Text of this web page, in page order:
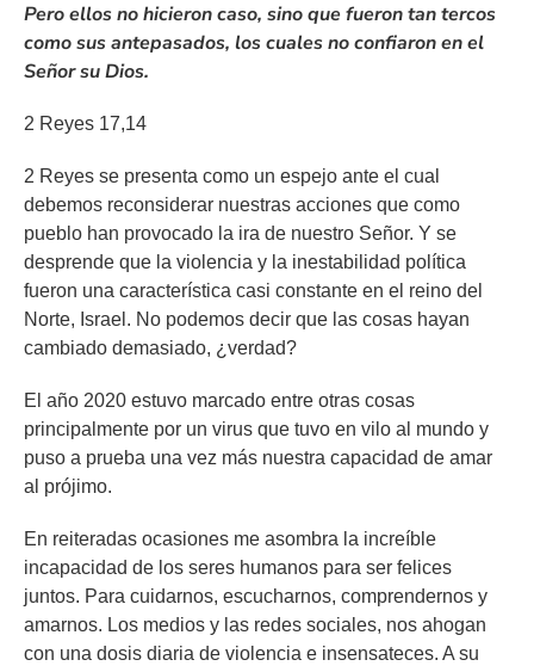
Pero ellos no hicieron caso, sino que fueron tan tercos
como sus antepasados, los cuales no confiaron en el
Señor su Dios.
2 Reyes 17,14
2 Reyes se presenta como un espejo ante el cual
debemos reconsiderar nuestras acciones que como
pueblo han provocado la ira de nuestro Señor. Y se
desprende que la violencia y la inestabilidad política
fueron una característica casi constante en el reino del
Norte, Israel. No podemos decir que las cosas hayan
cambiado demasiado, ¿verdad?
El año 2020 estuvo marcado entre otras cosas
principalmente por un virus que tuvo en vilo al mundo y
puso a prueba una vez más nuestra capacidad de amar
al prójimo.
En reiteradas ocasiones me asombra la increíble
incapacidad de los seres humanos para ser felices
juntos. Para cuidarnos, escucharnos, comprendernos y
amarnos. Los medios y las redes sociales, nos ahogan
con una dosis diaria de violencia e insensateces. A su